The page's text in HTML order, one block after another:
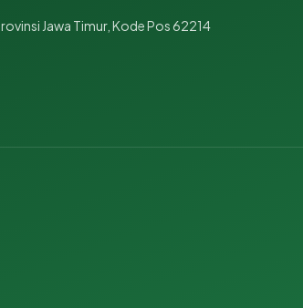
Jawa Timur, Kode Pos 62214